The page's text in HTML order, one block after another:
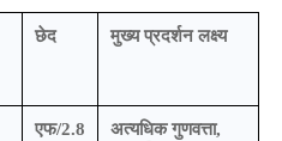
छेद मुख्य प्रदर्शन लक्ष्य
एफ/2.8
अत्यधिक गुणवत्ता,